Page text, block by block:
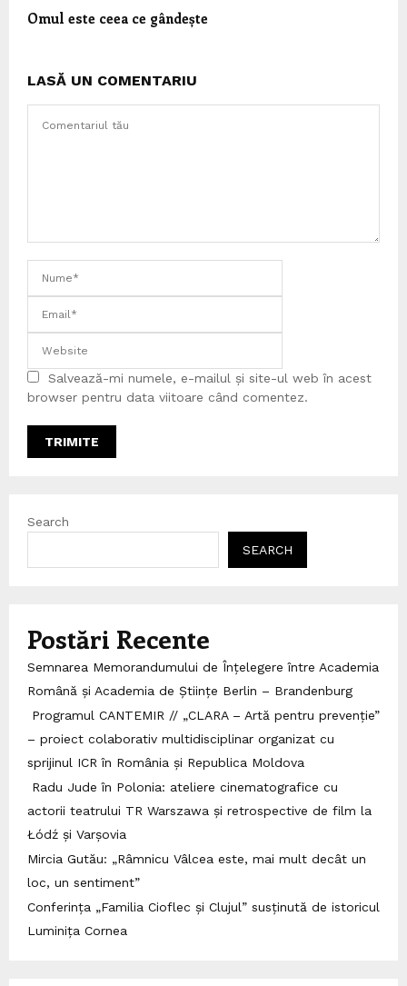
Omul este ceea ce gândește
LASĂ UN COMENTARIU
Salvează-mi numele, e-mailul și site-ul web în acest
browser pentru data viitoare când comentez.
Search
SEARCH
Postări Recente
Semnarea Memorandumului de Înțelegere între Academia
Română și Academia de Științe Berlin – Brandenburg
Programul CANTEMIR // „CLARA – Artă pentru prevenție”
– proiect colaborativ multidisciplinar organizat cu
sprijinul ICR în România și Republica Moldova
Radu Jude în Polonia: ateliere cinematografice cu
actorii teatrului TR Warszawa și retrospective de film la
Łódź și Varșovia
Mircia Gutău: „Râmnicu Vâlcea este, mai mult decât un
loc, un sentiment”
Conferința „Familia Cioflec și Clujul” susținută de istoricul
Luminița Cornea